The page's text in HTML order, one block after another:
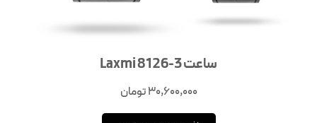
ساعت Laxmi 8126-3
30,600,000تومان